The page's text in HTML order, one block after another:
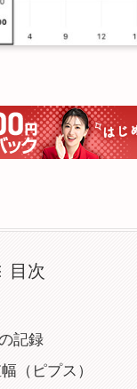
目次
記録
（ピプス）